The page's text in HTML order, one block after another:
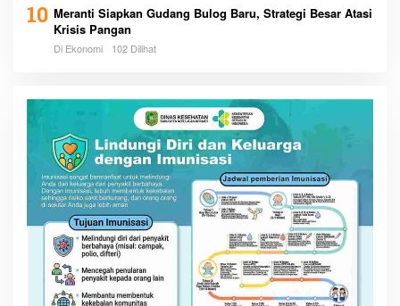
10 Meranti Siapkan Gudang Bulog Baru, Strategi Besar Atasi
Krisis Pangan
Di Ekonomi 102 Dilihat